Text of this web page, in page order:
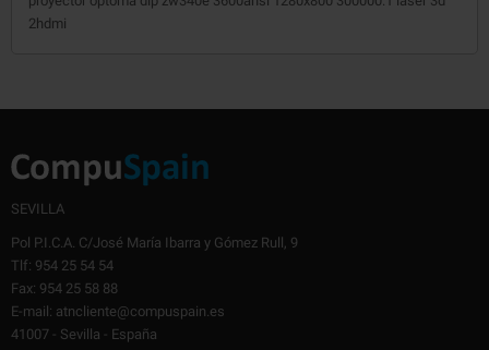
2hdmi
SEVILLA
Pol P.I.C.A. C/José María Ibarra y Gómez Rull, 9
Tlf: 954 25 54 54
Fax: 954 25 58 88
E-mail: atncliente@compuspain.es
41007 - Sevilla - España